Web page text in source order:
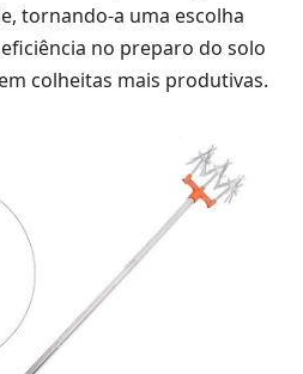
tornando-a uma escolha
no preparo do solo
colheitas mais produtivas.